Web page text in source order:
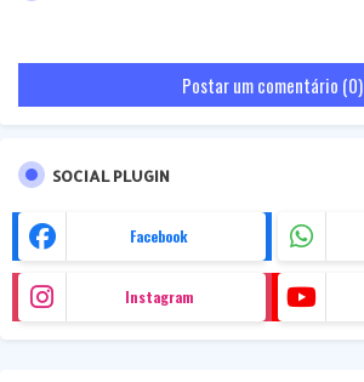
Postar um comentário (0)
SOCIAL PLUGIN
Facebook
Instagram